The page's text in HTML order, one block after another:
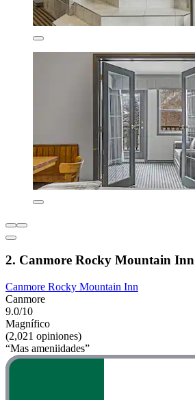
2. Canmore Rocky Mountain Inn
Canmore Rocky Mountain Inn
Canmore
9.0/10
Magnífico
(2,021 opiniones)
“Mas ameniidades”